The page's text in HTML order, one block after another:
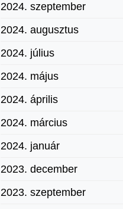
2024. szeptember
2024. augusztus
2024. július
2024. május
2024. április
2024. március
2024. január
2023. december
2023. szeptember